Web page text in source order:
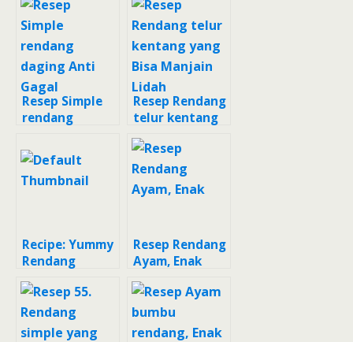
Resep Simple
rendang
Gagal
Resep Rendang
telur kentang
yang Bisa
Manjain Lidah
Recipe: Yummy
Rendang
Daging Sapi
resep warisan
mama mertua
??
Resep Rendang
Ayam, Enak